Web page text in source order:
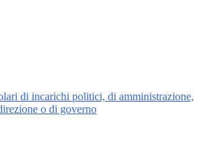
di incarichi politici, di amministrazione,
o di governo